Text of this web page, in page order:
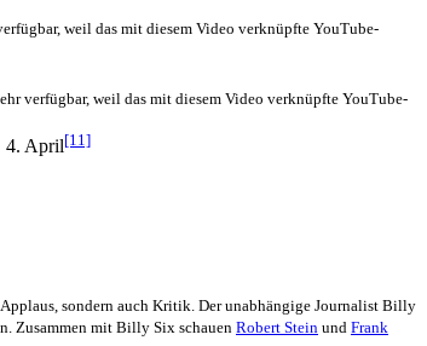
weil das mit diesem Video verknüpfte YouTube-
verfügbar, weil das mit diesem Video verknüpfte YouTube-
4. April[11]
sondern auch Kritik. Der unabhängige Journalist Billy
Zusammen mit Billy Six schauen Robert Stein und Frank